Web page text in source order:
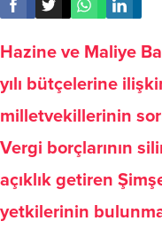
Hazine ve Maliye
yılı bütçelerine
milletvekillerinin
Vergi borçlarının
açıklık getiren
yetkilerinin